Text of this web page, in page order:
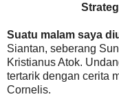
Suatu malam saya
Siantan, seberang
Kristianus Atok.
tertarik dengan cerita
Cornelis.